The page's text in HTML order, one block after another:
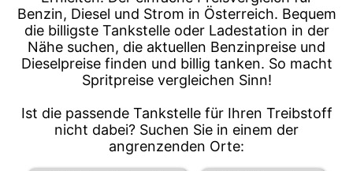
Benzin, Diesel und Strom in Österreich. Bequem
die billigste Tankstelle oder Ladestation in der
Nähe suchen, die aktuellen Benzinpreise und
Dieselpreise finden und billig tanken. So macht
Spritpreise vergleichen Sinn!
Ist die passende Tankstelle für Ihren Treibstoff
nicht dabei? Suchen Sie in einem der
angrenzenden Orte: